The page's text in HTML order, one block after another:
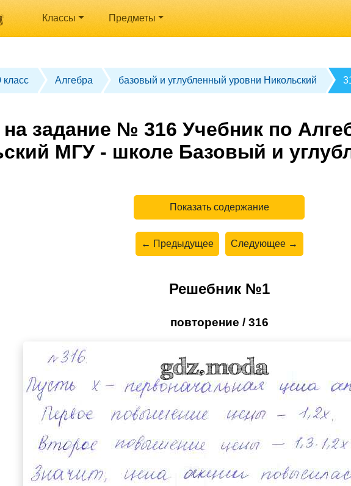
Классы Предметы
класс Алгебра базовый и углубленный уровни Никольский
задание № 316 Учебник по
МГУ - школе Базовый и
Показать содержание
← Предыдущее Следующее →
Решебник №1
повторение / 316